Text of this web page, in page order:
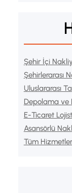
Şehir İçi
Şehirlerarası
Uluslararası
Depolama ve
E-Ticaret
Asansörlü
Tüm